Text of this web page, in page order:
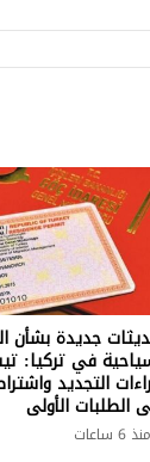
جديدة بشأن
في تركيا:
التجديد
الطلبات الأولى
منذ 6 ساعات